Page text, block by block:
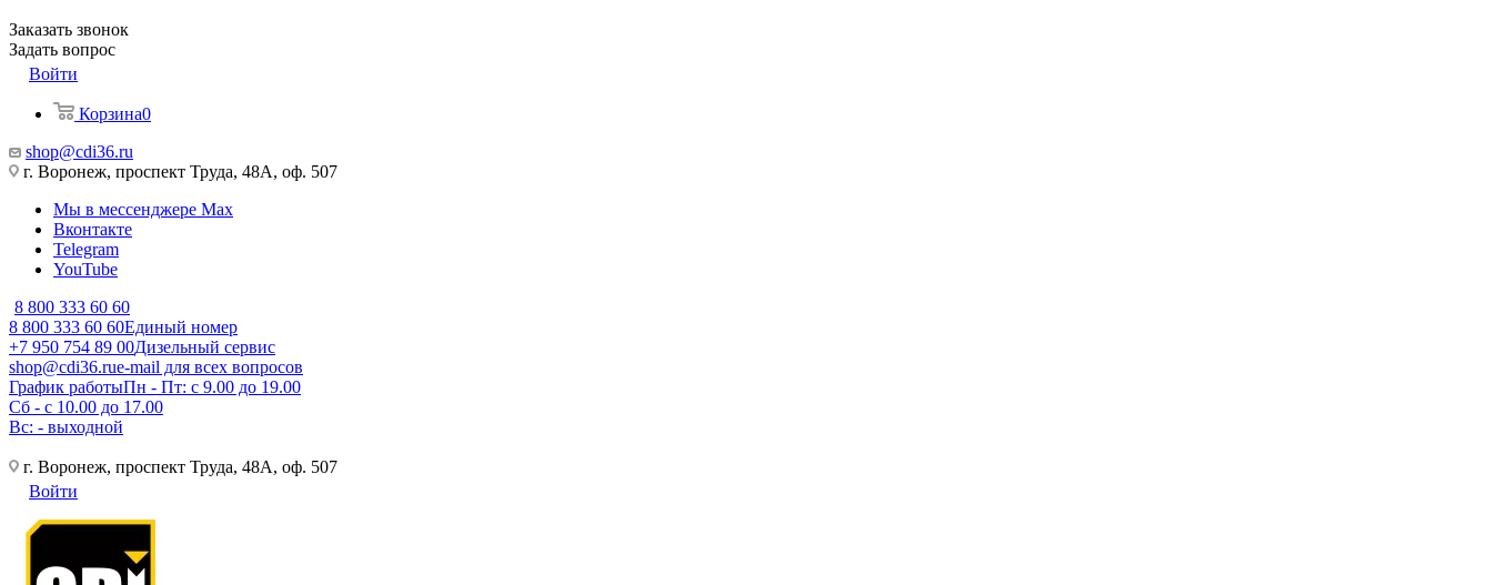
Заказать звонок
Задать вопрос
Войти
Корзина0
shop@cdi36.ru
г. Воронеж, проспект Труда, 48А, оф. 507
Мы в мессенджере Max
Вконтакте
Telegram
YouTube
8 800 333 60 60
8 800 333 60 60Единый номер
+7 950 754 89 00Дизельный сервис
shop@cdi36.rue-mail для всех вопросов
График работыПн - Пт: с 9.00 до 19.00
Сб - с 10.00 до 17.00
Вс: - выходной
г. Воронеж, проспект Труда, 48А, оф. 507
Войти